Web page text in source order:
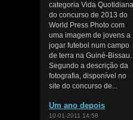
categoria Vida Quotidiana
do concurso de 2013 do
World Press Photo com
uma imagem de jovens a
jogar futebol num campo
de terra na Guiné-Bissau.
Segundo a descrição da
fotografia, disponível no
site do concurso de...
Um ano depois
10-01-2011 14:58